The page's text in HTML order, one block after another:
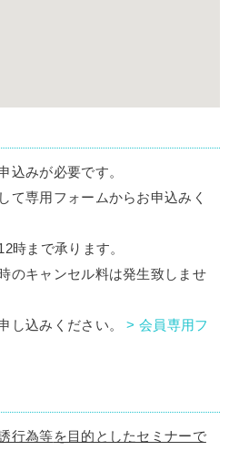
込みが必要です。
て専用フォームからお申込みく
時まで承ります。
のキャンセル料は発生致しませ
し込みください。> 会員専用フ
行為等を目的としたセミナーで